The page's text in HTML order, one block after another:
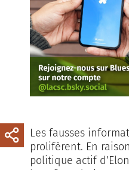
Les fausses
prolifèrent. En
politique actif